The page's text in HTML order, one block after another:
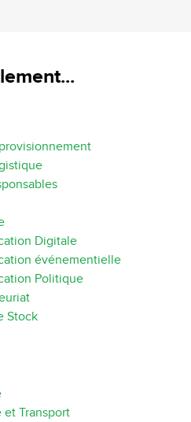
Digitale
événementielle
Politique
Stock
et Transport